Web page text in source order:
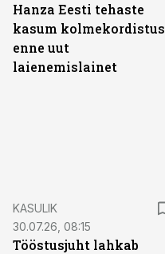
Hanza Eesti tehaste
kasum kolmekordistus
enne uut
laienemislainet
KASULIK
30.07.26, 08:15
Tööstusjuht lahkab